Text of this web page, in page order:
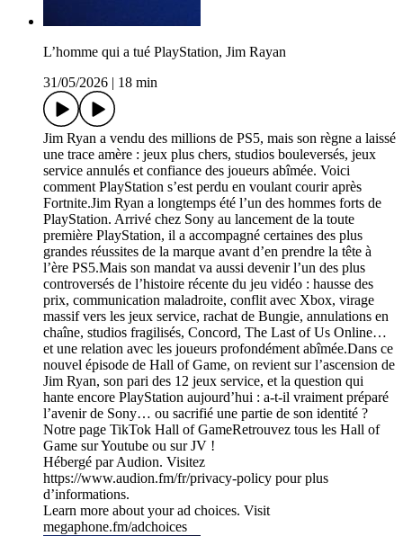
L’homme qui a tué PlayStation, Jim Rayan
31/05/2026
18 min
Jim Ryan a vendu des millions de PS5, mais son règne a laissé
une trace amère : jeux plus chers, studios bouleversés, jeux
service annulés et confiance des joueurs abîmée. Voici
comment PlayStation s’est perdu en voulant courir après
Fortnite.Jim Ryan a longtemps été l’un des hommes forts de
PlayStation. Arrivé chez Sony au lancement de la toute
première PlayStation, il a accompagné certaines des plus
grandes réussites de la marque avant d’en prendre la tête à
l’ère PS5.Mais son mandat va aussi devenir l’un des plus
controversés de l’histoire récente du jeu vidéo : hausse des
prix, communication maladroite, conflit avec Xbox, virage
massif vers les jeux service, rachat de Bungie, annulations en
chaîne, studios fragilisés, Concord, The Last of Us Online…
et une relation avec les joueurs profondément abîmée.Dans ce
nouvel épisode de Hall of Game, on revient sur l’ascension de
Jim Ryan, son pari des 12 jeux service, et la question qui
hante encore PlayStation aujourd’hui : a-t-il vraiment préparé
l’avenir de Sony… ou sacrifié une partie de son identité ?
Notre page TikTok Hall of GameRetrouvez tous les Hall of
Game sur Youtube ou sur JV !
Hébergé par Audion. Visitez
https://www.audion.fm/fr/privacy-policy pour plus
d’informations.
Learn more about your ad choices. Visit
megaphone.fm/adchoices